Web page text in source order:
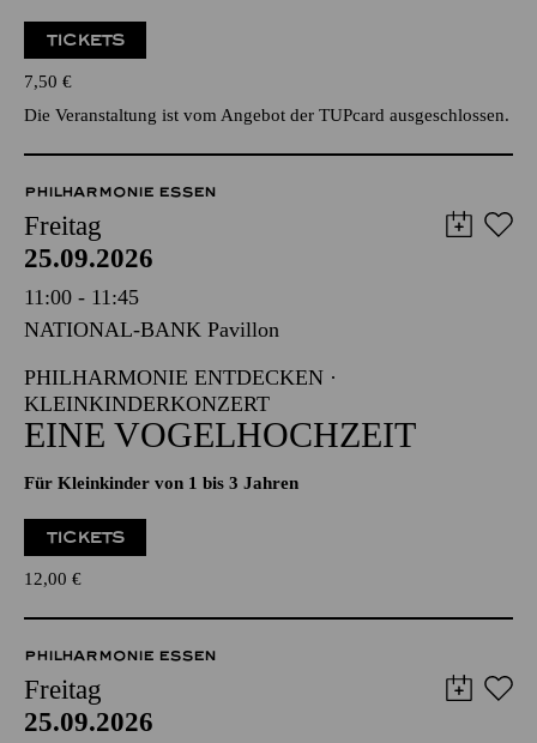
TICKETS
7,50 €
Die Veranstaltung ist vom Angebot der TUPcard ausgeschlossen.
PHILHARMONIE ESSEN
Freitag
25.09.2026
11:00 - 11:45
NATIONAL-BANK Pavillon
PHILHARMONIE ENTDECKEN ·
KLEINKINDERKONZERT
EINE VOGELHOCHZEIT
Für Kleinkinder von 1 bis 3 Jahren
TICKETS
12,00 €
PHILHARMONIE ESSEN
Freitag
25.09.2026